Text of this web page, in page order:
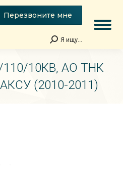
Перезвоните мне
Поиск:
Я ищу...
110/10КВ, АО ТНК
(2010-2011)